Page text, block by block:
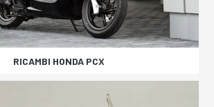
RICAMBI HONDA PCX